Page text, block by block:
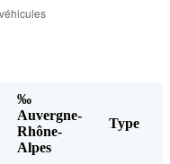
‰
Auvergne-
Rhône-
Alpes
Type